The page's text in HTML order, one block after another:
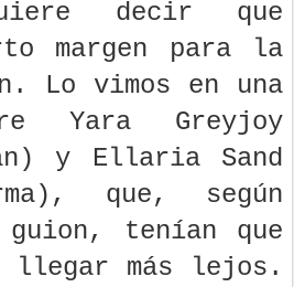
decir que
margen para la
Lo vimos en una
Yara Greyjoy
y Ellaria Sand
que, según
tenían que
más lejos.